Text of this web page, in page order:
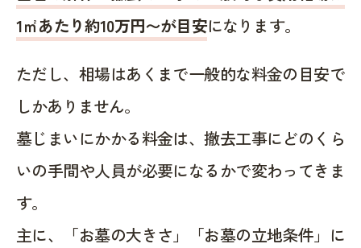
1㎡あたり約10万円〜が目安になります。
ただし、相場はあくまで一般的な料金の目安で
しかありません。
墓じまいにかかる料金は、撤去工事にどのくら
いの手間や人員が必要になるかで変わってきま
す。
主に、「お墓の大きさ」「お墓の立地条件」に